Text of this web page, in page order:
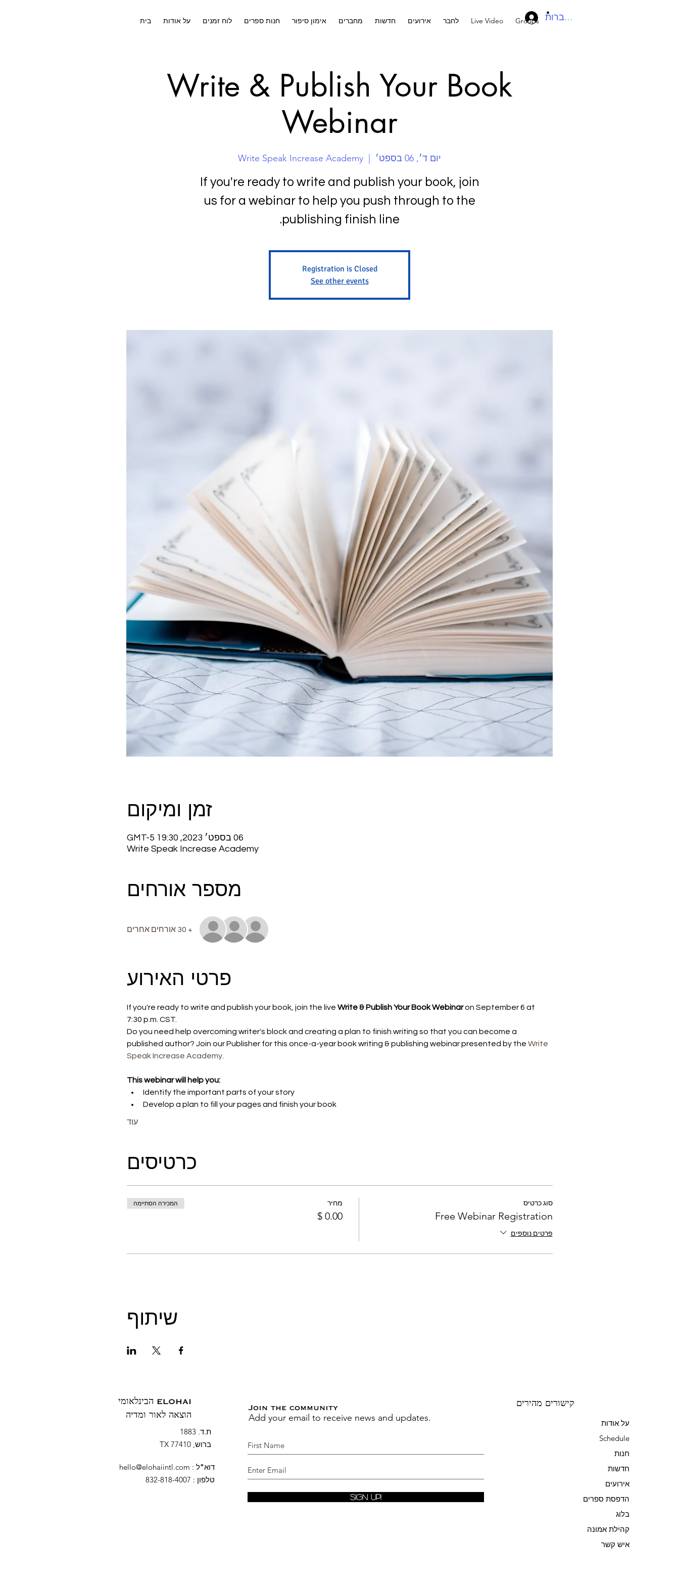
בית על אודות לוח זמנים חנות ספרים אימון סיפור מחברים חדשות אירועים לחבר Live Video Groups להתחברות
Write & Publish Your Book
Webinar
יום ד׳, 06 בספט׳ Write Speak Increase Academy
If you're ready to write and publish your book, join
us for a webinar to help you push through to the
publishing finish line.
Registration is Closed
See other events
זמן ומיקום
06 בספט׳ 2023, 19:30 GMT-5‎
Write Speak Increase Academy
מספר אורחים
+ 30 אורחים אחרים
פרטי האירוע
If you're ready to write and publish your book, join the live Write & Publish Your Book Webinar on September 6 at
7:30 p.m. CST.
Do you need help overcoming writer's block and creating a plan to finish writing so that you can become a
published author? Join our Publisher for this once-a-year book writing & publishing webinar presented by the Write
Speak Increase Academy.
This webinar will help you:
Identify the important parts of your story
Develop a plan to fill your pages and finish your book
עוד
כרטיסים
סוג כרטיס
Free Webinar Registration
פרטים נוספים
מחיר המכירה הסתיימה
שיתוף
ELOHAI הבינלאומי
הוצאה לאור ומדיה
ת.ד. 1883
ברוש, TX 77410
דוא"ל :
hello@elohaiintl.com
טלפון : 832-818-4007
Join the community
Add your email to receive news and updates.
Sign Up!
קישורים מהירים
על אודות
Schedule
חנות
חדשות
אירועים
הדפסת ספרים
בלוג
קהילת אמונה
איש קשר